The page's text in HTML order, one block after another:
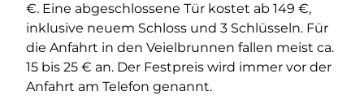
€. Eine abgeschlossene Tür kostet ab 149 €,
inklusive neuem Schloss und 3 Schlüsseln. Für
die Anfahrt in den Veielbrunnen fallen meist ca.
15 bis 25 € an. Der Festpreis wird immer vor der
Anfahrt am Telefon genannt.